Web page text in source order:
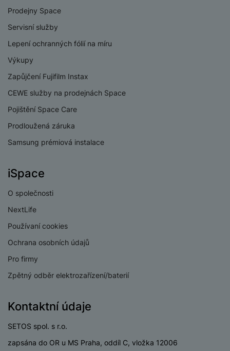
Prodejny Space
Servisní služby
Lepení ochranných fólií na míru
Výkupy
Zapůjčení Fujifilm Instax
CEWE služby na prodejnách Space
Pojištění Space Care
Prodloužená záruka
Samsung prémiová instalace
iSpace
O společnosti
NextLife
Používaní cookies
Ochrana osobních údajů
Pro firmy
Zpětný odběr elektrozařízení/baterií
Kontaktní údaje
SETOS spol. s r.o.
zapsána do OR u MS Praha, oddíl C, vložka 12006